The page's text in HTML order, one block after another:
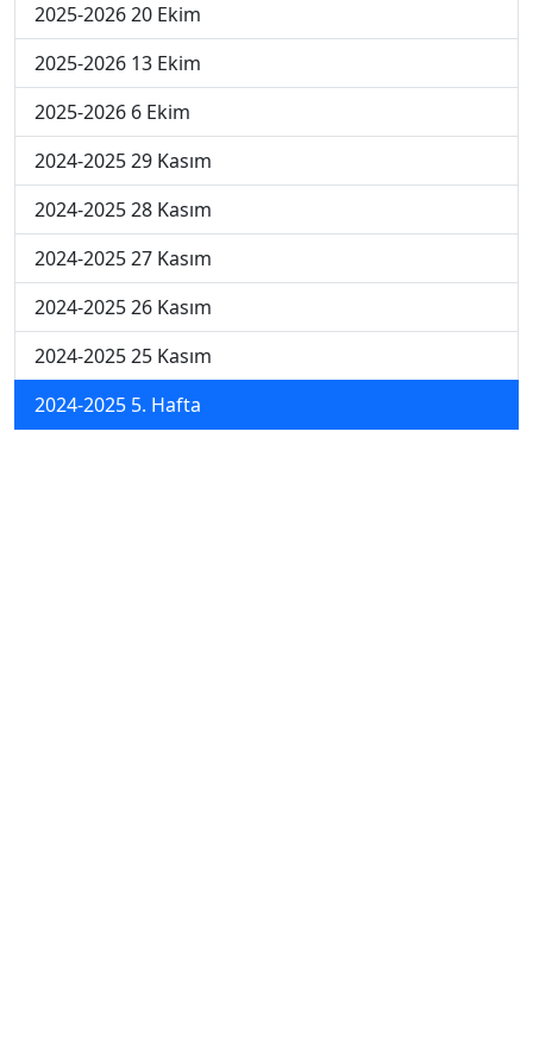
2025-2026 20 Ekim
2025-2026 13 Ekim
2025-2026 6 Ekim
2024-2025 29 Kasım
2024-2025 28 Kasım
2024-2025 27 Kasım
2024-2025 26 Kasım
2024-2025 25 Kasım
2024-2025 5. Hafta